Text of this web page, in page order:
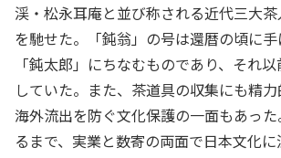
渓・松永耳庵と並び称される近代三大
を馳せた。「鈍翁」の号は還暦の頃に
「鈍太郎」にちなむものであり、それ
していた。また、茶道具の収集にも精
海外流出を防ぐ文化保護の一面もあっ
るまで、実業と数寄の両面で日本文化